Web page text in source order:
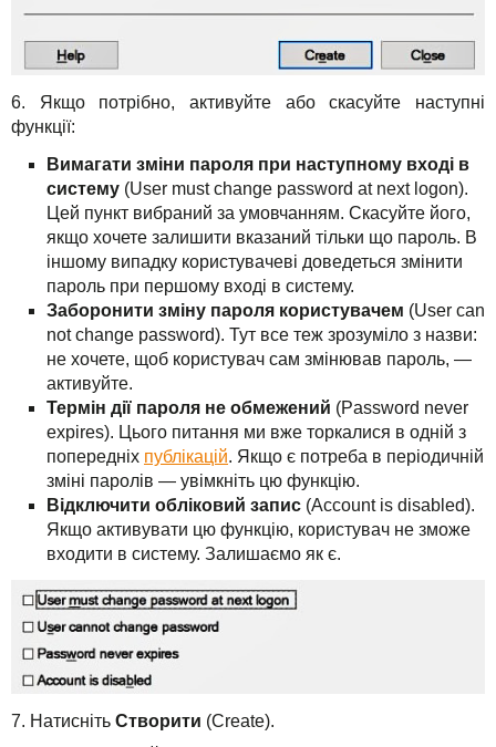
6. Якщо потрібно, активуйте або скасуйте наступні
функції:
Вимагати зміни пароля при наступному вході в
систему (User must change password at next logon).
Цей пункт вибраний за умовчанням. Скасуйте його,
якщо хочете залишити вказаний тільки що пароль. В
іншому випадку користувачеві доведеться змінити
пароль при першому вході в систему.
Заборонити зміну пароля користувачем (User can
not change password). Тут все теж зрозуміло з назви:
не хочете, щоб користувач сам змінював пароль, —
активуйте.
Термін дії пароля не обмежений (Password never
expires). Цього питання ми вже торкалися в одній з
попередніх публікацій. Якщо є потреба в періодичній
зміні паролів — увімкніть цю функцію.
Відключити обліковий запис (Account is disabled).
Якщо активувати цю функцію, користувач не зможе
входити в систему. Залишаємо як є.
7. Натисніть Створити (Create).